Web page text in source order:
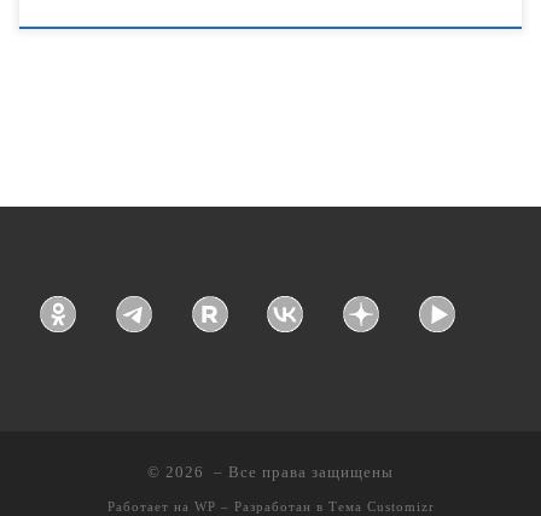
© 2026 – Все права защищены
Работает на WP – Разработан в Тема Customizr